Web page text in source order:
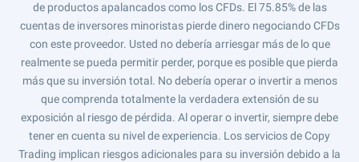
de productos apalancados como los CFDs. El 75.85% de las
cuentas de inversores minoristas pierde dinero negociando CFDs
con este proveedor. Usted no debería arriesgar más de lo que
realmente se pueda permitir perder, porque es posible que pierda
más que su inversión total. No debería operar o invertir a menos
que comprenda totalmente la verdadera extensión de su
exposición al riesgo de pérdida. Al operar o invertir, siempre debe
tener en cuenta su nivel de experiencia. Los servicios de Copy
Trading implican riesgos adicionales para su inversión debido a la